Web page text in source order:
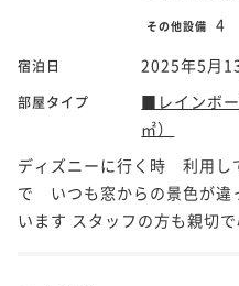
その他設備 4
宿泊日 2025年5月
部屋タイプ
■レインボ
㎡）
ディズニーに行く時 利用
で いつも窓からの景色が違
います スタッフの方も親切